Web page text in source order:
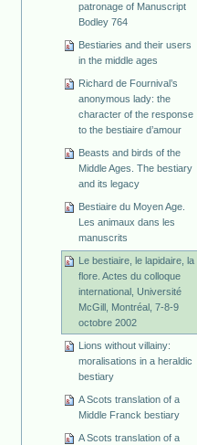
patronage of Manuscript
Bodley 764
Bestiaries and their users
in the middle ages
Richard de Fournival’s
anonymous lady: the
character of the response
to the bestiaire d’amour
Beasts and birds of the
Middle Ages. The bestiary
and its legacy
Bestiaire du Moyen Age.
Les animaux dans les
manuscrits
Le bestiaire, le lapidaire, la
flore. Actes du colloque
international, Université
McGill, Montréal, 7-8-9
octobre 2002
Lions without villainy:
moralisations in a heraldic
bestiary
A Scots translation of a
Middle Franck bestiary
A Scots translation of a